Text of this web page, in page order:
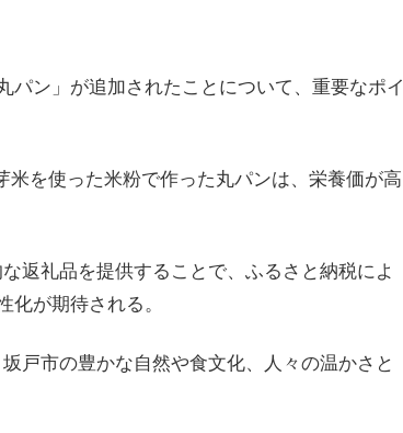
ン」が追加されたことについて、重要なポイ
を使った米粉で作った丸パンは、栄養価が高
返礼品を提供することで、ふるさと納税によ
化が期待される。
戸市の豊かな自然や食文化、人々の温かさと